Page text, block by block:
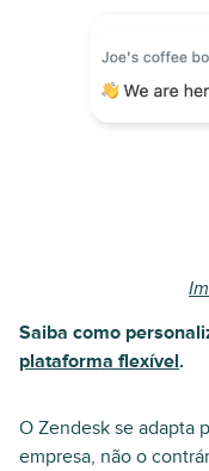
Saiba como
plataforma flexível.
O Zendesk se adapta
empresa, não o